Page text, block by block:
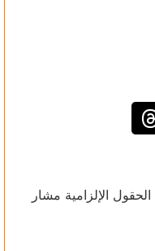
الحقول الإلزامية مشار